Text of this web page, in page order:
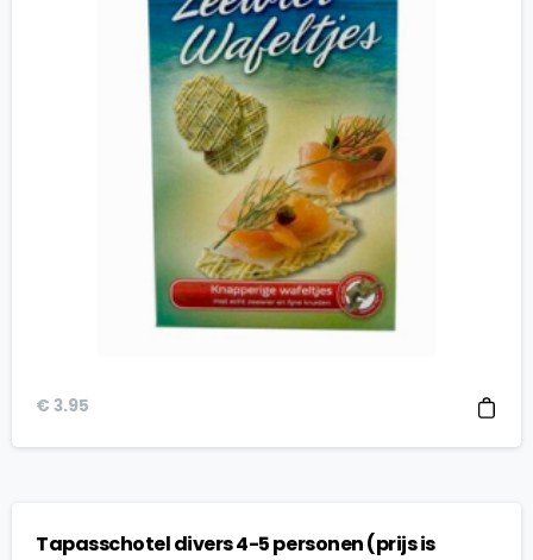
€ 3.95
Tapasschotel divers 4-5 personen (prijs is